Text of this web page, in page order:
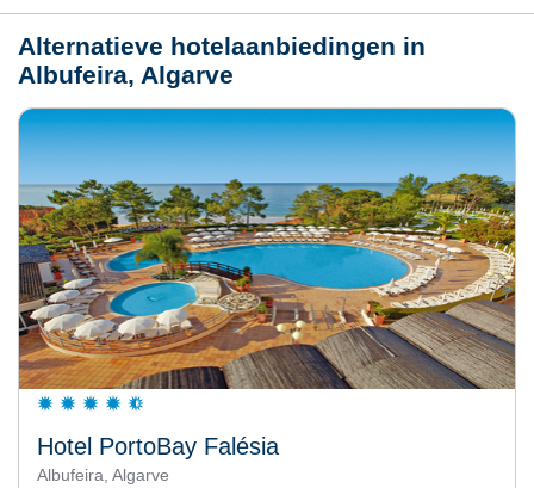
Alternatieve hotelaanbiedingen in
Albufeira, Algarve
Hotel PortoBay Falésia
Albufeira, Algarve